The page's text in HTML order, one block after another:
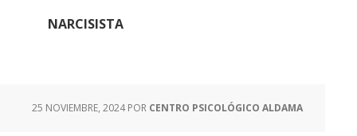
NARCISISTA
25 NOVIEMBRE, 2024POR CENTRO PSICOLÓGICO ALDAMA